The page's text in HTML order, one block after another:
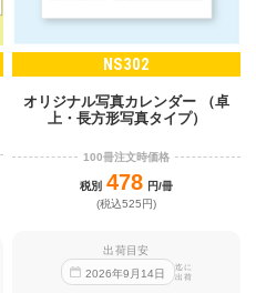
NS302
オリジナル写真カレンダー （卓
上・長方形写真タイプ）
100冊注文時価格
税別 478 円/冊
(税込525円)
出荷目安
2026年9 月14日
迄に
出荷